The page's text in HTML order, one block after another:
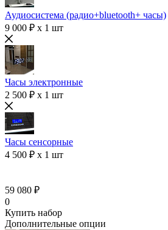
Аудиосистема (радио+bluetooth+ часы)
9 000 ₽ x 1 шт
Часы электронные
2 500 ₽ x 1 шт
Часы сенсорные
4 500 ₽ x 1 шт
59 080 ₽
0
Купить набор
Дополнительные опции